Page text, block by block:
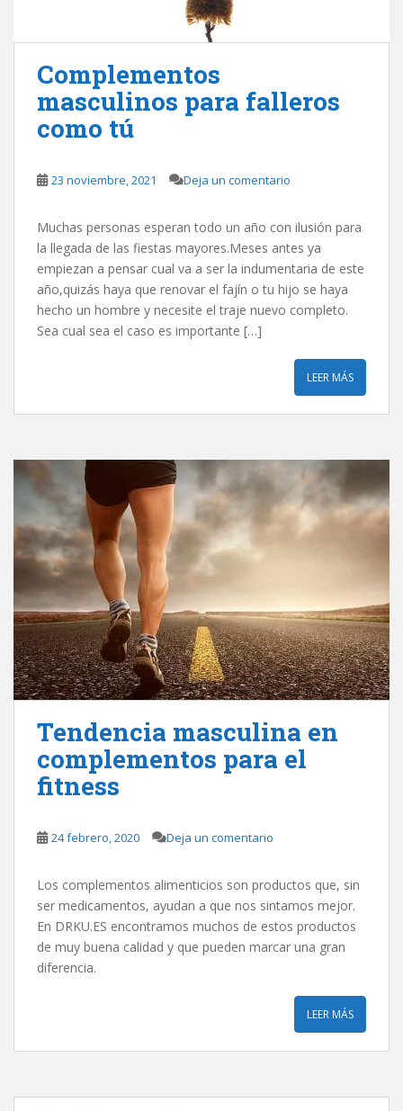
Complementos
masculinos para falleros
como tú
23 noviembre, 2021 Deja un comentario
Muchas personas esperan todo un año con ilusión para
la llegada de las fiestas mayores.Meses antes ya
empiezan a pensar cual va a ser la indumentaria de este
año,quizás haya que renovar el fajín o tu hijo se haya
hecho un hombre y necesite el traje nuevo completo.
Sea cual sea el caso es importante […]
LEER MÁS
Tendencia masculina en
complementos para el
fitness
24 febrero, 2020 Deja un comentario
Los complementos alimenticios son productos que, sin
ser medicamentos, ayudan a que nos sintamos mejor.
En DRKU.ES encontramos muchos de estos productos
de muy buena calidad y que pueden marcar una gran
diferencia.
LEER MÁS